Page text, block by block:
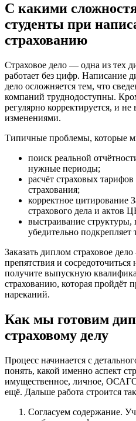
С какими
студенты при
страхованию
Страховое дело — одна из тех
работает без цифр. Написание
дело осложняется тем, что
компаний труднодоступны.
регулярно корректируется, и
изменениями.
Типичные проблемы, которые
поиск реальной
нужные периоды;
расчёт страховых
страхования;
корректное цитирование
страхового дела и актов
выстраивание структуры,
убедительно подкрепляет
Заказать диплом страховое
препятствия и
получите выпускную
страхованию, которая пройдёт
нареканий.
Как мы готовим
страховому делу
Процесс начинается с
понять, какой именно аспект
имущественное, личное,
ещё. Дальше работа строится
Согласуем содержание.